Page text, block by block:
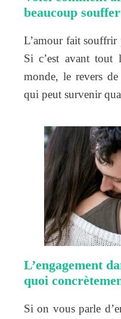
beaucoup
L’amour fait souffrir
Si c’est avant tout
monde, le revers
qui peut survenir
L’engagement
quoi
Si on vous parle